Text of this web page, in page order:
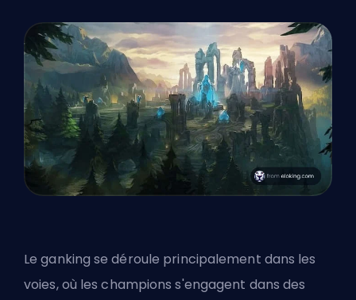
Le ganking se déroule principalement dans les
voies, où leschampions s'engagent dans des